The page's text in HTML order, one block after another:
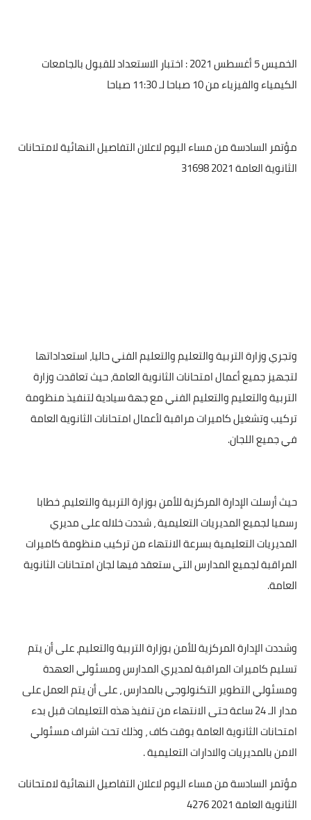
الخميس 5 أغسطس 2021 : اختبار الاستعداد للقبول بالجامعات
الكيمياء والفيزياء من 10 صباحا لـ 11:30 صباحا
مؤتمر السادسة من مساء اليوم لاعلان التفاصيل النهائية لامتحانات
الثانوية العامة 2021 31698
وتجري وزارة التربية والتعليم والتعليم الفني حاليا، استعداداتها
لتجهيز جميع أعمال امتحانات الثانوية العامة، حيث تعاقدت وزارة
التربية والتعليم والتعليم الفني مع جهة سيادية لتنفيذ منظومة
تركيب وتشغيل كاميرات مراقبة لأعمال امتحانات الثانوية العامة
في جميع اللجان.
حيث أرسلت الإدارة المركزية للأمن بوزارة التربية والتعليم، خطابا
رسميا لجميع المديريات التعليمية ، شددت خلاله على مديري
المديريات التعليمية بسرعة الانتهاء من تركيب منظومة كاميرات
المراقبة لجميع المدارس التي ستعقد فيها لجان امتحانات الثانوية
العامة.
وشددت الإدارة المركزية للأمن بوزارة التربية والتعليم، على أن يتم
تسليم كاميرات المراقبة لمديري المدارس ومسئولي العهدة
ومسئولي التطوير التكنولوجي بالمدارس ، على أن يتم العمل على
مدار الـ 24 ساعة حتى الانتهاء من تنفيذ هذه التعليمات قبل بدء
امتحانات الثانوية العامة بوقت كاف ، وذلك تحت اشراف مسئولي
الامن بالمديريات والادارات التعليمية .
مؤتمر السادسة من مساء اليوم لاعلان التفاصيل النهائية لامتحانات
الثانوية العامة 2021 4276